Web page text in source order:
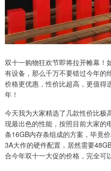
双十一购物狂欢节即将拉开帷幕！
有设备，那么千万不要错过今年
价格更优惠，性价比超高，更值得
年！
今天我为大家精选了几款性价比极
现最出色的性能，按照目前大家的
条16GB内存条组成的方案，毕竟
3A大作的硬件配置，居然需要
合今年双十一大促的价格，完全可